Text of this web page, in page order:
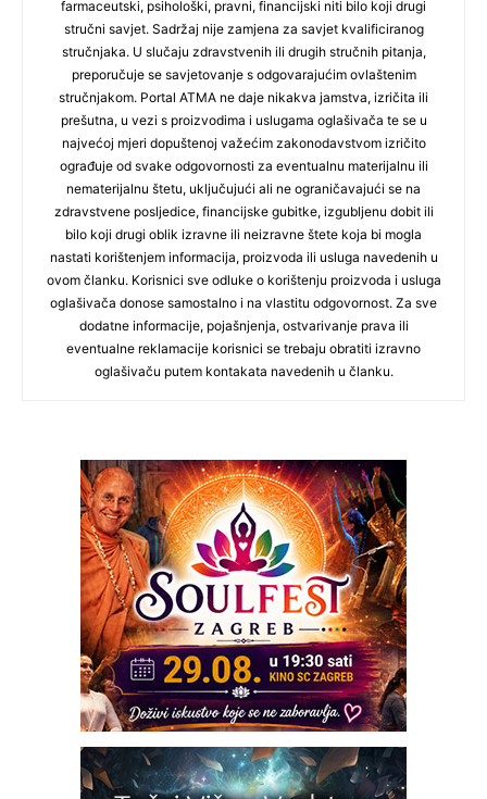
farmaceutski, psihološki, pravni, financijski niti bilo koji drugi
stručni savjet. Sadržaj nije zamjena za savjet kvalificiranog
stručnjaka. U slučaju zdravstvenih ili drugih stručnih pitanja,
preporučuje se savjetovanje s odgovarajućim ovlaštenim
stručnjakom. Portal ATMA ne daje nikakva jamstva, izričita ili
prešutna, u vezi s proizvodima i uslugama oglašivača te se u
najvećoj mjeri dopuštenoj važećim zakonodavstvom izričito
ograđuje od svake odgovornosti za eventualnu materijalnu ili
nematerijalnu štetu, uključujući ali ne ograničavajući se na
zdravstvene posljedice, financijske gubitke, izgubljenu dobit ili
bilo koji drugi oblik izravne ili neizravne štete koja bi mogla
nastati korištenjem informacija, proizvoda ili usluga navedenih u
ovom članku. Korisnici sve odluke o korištenju proizvoda i usluga
oglašivača donose samostalno i na vlastitu odgovornost. Za sve
dodatne informacije, pojašnjenja, ostvarivanje prava ili
eventualne reklamacije korisnici se trebaju obratiti izravno
oglašivaču putem kontakata navedenih u članku.